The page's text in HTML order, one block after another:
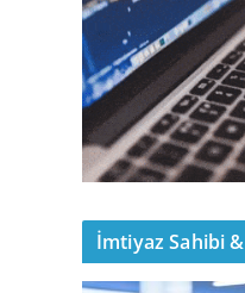
İmtiyaz Sahibi